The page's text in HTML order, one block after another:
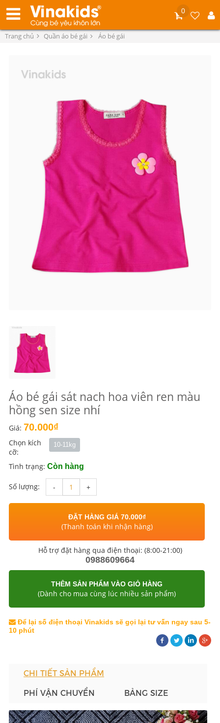
0
Trang chủ Quần áo bé gái Áo bé gái
Áo bé gái sát nach hoa viên ren màu
hồng sen size nhí
Giá: 70.000₫
Chọn kích
cỡ:
10-11kg
Tình trạng: Còn hàng
Số lượng: - +
ĐẶT HÀNG GIÁ 70.000₫
(Thanh toán khi nhận hàng)
Hỗ trợ đặt hàng qua điện thoại: (8:00-21:00)
0988609664
THÊM SẢN PHẨM VÀO GIỎ HÀNG
(Dành cho mua cùng lúc nhiều sản phẩm)
Để lại số điện thoại Vinakids sẽ gọi lại tư vấn ngay sau 5-
10 phút
CHI TIẾT SẢN PHẨM
PHÍ VẬN CHUYỂN BẢNG SIZE